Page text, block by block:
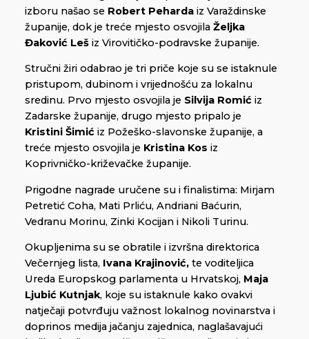
izboru našao se Robert Peharda iz Varaždinske
županije, dok je treće mjesto osvojila Željka
Đaković Leš iz Virovitičko-podravske županije.
Stručni žiri odabrao je tri priče koje su se istaknule
pristupom, dubinom i vrijednošću za lokalnu
sredinu. Prvo mjesto osvojila je Silvija Romić iz
Zadarske županije, drugo mjesto pripalo je
Kristini Šimić iz Požeško-slavonske županije, a
treće mjesto osvojila je Kristina Kos iz
Koprivničko-križevačke županije.
Prigodne nagrade uručene su i finalistima: Mirjam
Petretić Coha, Mati Prliću, Andriani Baćurin,
Vedranu Morinu, Zinki Kocijan i Nikoli Turinu.
Okupljenima su se obratile i izvršna direktorica
Večernjeg lista, Ivana Krajinović, te voditeljica
Ureda Europskog parlamenta u Hrvatskoj, Maja
Ljubić Kutnjak, koje su istaknule kako ovakvi
natječaji potvrđuju važnost lokalnog novinarstva i
doprinos medija jačanju zajednica, naglašavajući